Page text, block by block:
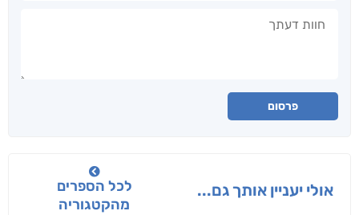
פרסום
אולי יעניין אותך גם...
לכל הספרים
מהקטגוריה